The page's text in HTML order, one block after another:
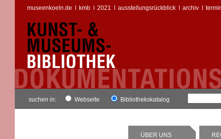
museenkoeln.de kmb 2021 ausstellungsrückblick archiv
suchen in: Webseite Bibliothekskatalog
ÜBER UNS